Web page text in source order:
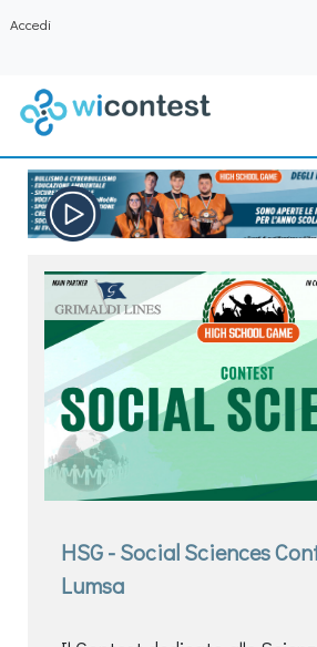
Accedi
HSG - Social Sciences
Lumsa